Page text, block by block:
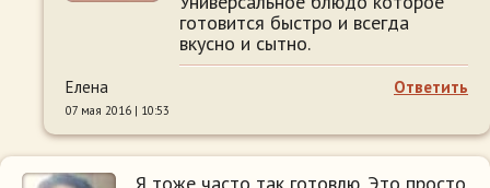
готовится быстро и всегда
вкусно и сытно.
Ответить
Елена
07 мая 2016 | 10:53
Я тоже часто так готовлю. Это просто